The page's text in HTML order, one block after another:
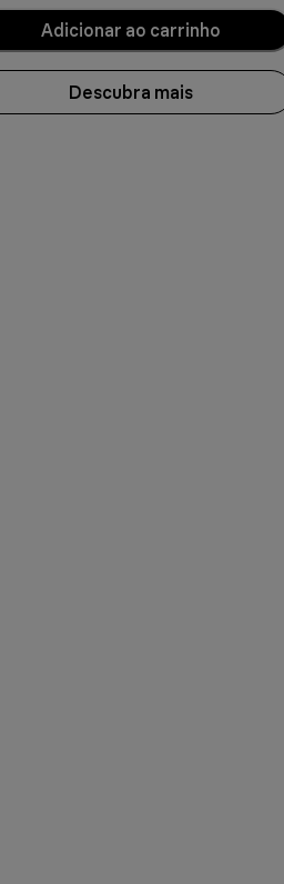
Adicionar ao carrinho
Descubra mais